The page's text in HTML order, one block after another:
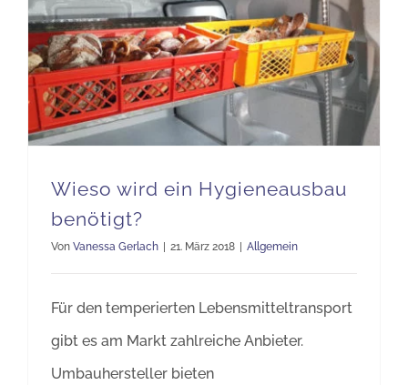
Wieso wird ein Hygieneausbau
benötigt?
Von Vanessa Gerlach 21. März 2018 Allgemein
Für den temperierten Lebensmitteltransport
gibt es am Markt zahlreiche Anbieter.
Umbauhersteller bieten